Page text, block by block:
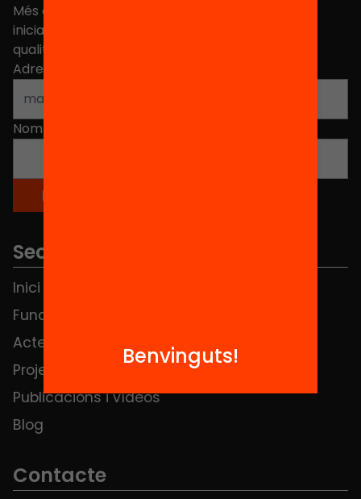
Més de 40.000 persones ja han triat Equitat. Rep
iniciatives, propostes i projectes per millorar la
qualitat de l'educació a Catalunya.
Adreça electrònica
Nom
Seccions
Inici
Fundació
Actes
Projectes
Publicacions i vídeos
Blog
Contacte
Benvinguts!